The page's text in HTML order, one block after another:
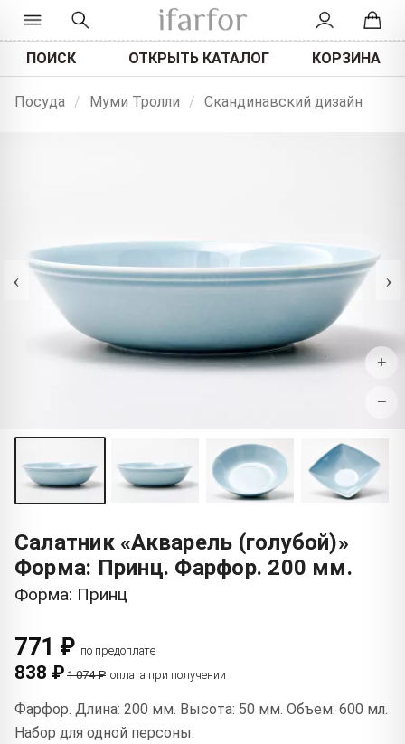
ПОИСК ОТКРЫТЬ КАТАЛОГ КОРЗИНА
Посуда / Муми Тролли / Скандинавский дизайн
‹ ›
+
−
Салатник «Акварель (голубой)»
Форма: Принц. Фарфор. 200 мм.
Форма: Принц
771 ₽ по предоплате
838 ₽ 1 074 ₽ оплата при получении
Фарфор. Длина: 200 мм. Высота: 50 мм. Объем: 600 мл.
Набор для одной персоны.